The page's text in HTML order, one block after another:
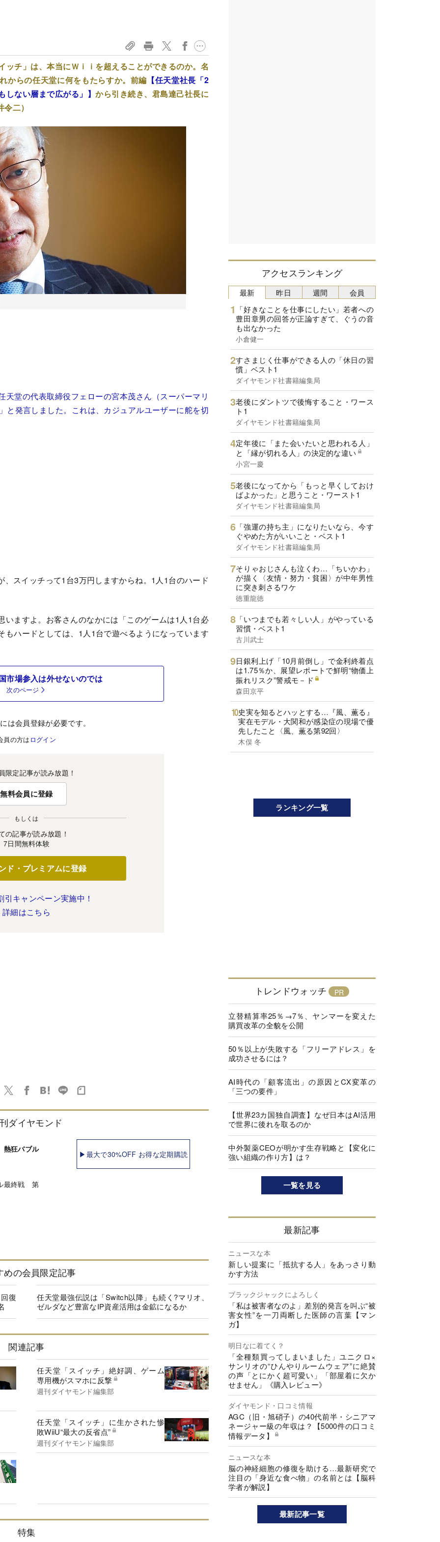
ッチ」は、本当にＷｉｉを超えることができるのか。名
からの任天堂に何をもたらすか。前編 【任天堂社長「2
しない層まで広がる」】から引き続き、君島達己社長に
二）
堂の代表取締役フェローの宮本茂さん（スーパーマリ
と発言しました。これは、カジュアルユーザーに舵を切
スイッチって1台3万円しますからね。1人1台のハード
ますよ。お客さんのなかには「このゲームは1人1台必
ハードとしては、1人1台で遊べるようになっています
市場参入は外せないのでは
次のページ
は会員登録が必要です。
員の方は ログイン
限定記事が読み放題！
無料会員に登録
もしくは
の記事が読み放題！
7日間無料体験
ド・プレミアムに登録
引キャンペーン実施中！
詳細はこちら
ダイヤモンド
狂バブル
最終戦 第
▶最大で30%OFF お得な定期購読
めの会員限定記事
復
任天堂最強伝説は「Switch以降」も続く?マリオ、
ゼルダなど豊富なIP資産活用は金鉱になるか
関連記事
任天堂「スイッチ」絶好調、ゲーム
専用機がスマホに反撃
週刊ダイヤモンド編集部
任天堂「スイッチ」に生かされた惨
敗WiiU“最大の反省点”
週刊ダイヤモンド編集部
特集
アクセスランキング
最新
「好きなことを仕事にしたい」若者への
豊田章男の回答が正論すぎて、ぐうの音
も出なかった
小倉健一
すさまじく仕事ができる人の「休日の習
慣」ベスト1
ダイヤモンド社書籍編集局
老後にダントツで後悔すること・ワース
ト1
ダイヤモンド社書籍編集局
定年後に「また会いたいと思われる人」
と「縁が切れる人」の決定的な違い
小宮一慶
老後になってから「もっと早くしておけ
ばよかった」と思うこと・ワースト1
ダイヤモンド社書籍編集局
「強運の持ち主」になりたいなら、今す
ぐやめた方がいいこと・ベスト1
ダイヤモンド社書籍編集局
そりゃおじさんも泣くわ…「ちいかわ」
が描く〈友情・努力・貧困〉が中年男性
に突き刺さるワケ
徳重龍徳
「いつまでも若々しい人」がやっている
習慣・ベスト1
古川武士
日銀利上げ「10月前倒し」で金利終着点
は1.75％か、展望レポートで鮮明“物価上
振れリスク”警戒モ－ド
森田京平
史実を知るとハッとする…『風、薫る』
実在モデル・大関和が感染症の現場で優
先したこと〈風、薫る第92回〉
木俣 冬
昨日 週間 会員
ランキング一覧
トレンドウォッチ
立替精算率25％→7％、ヤンマーを変えた
購買改革の全貌を公開
50％以上が失敗する「フリーアドレス」を
成功させるには？
AI時代の「顧客流出」の原因とCX変革の
「三つの要件」
【世界23カ国独自調査】なぜ日本はAI活用
で世界に後れを取るのか
中外製薬CEOが明かす生存戦略と【変化に
強い組織の作り方】は？
一覧を見る
最新記事
ニュースな本
新しい提案に「抵抗する人」をあっさり動
かす方法
ブラックジャックによろしく
「私は被害者なのよ」差別的発言を叫ぶ“被
害女性”を一刀両断した医師の言葉【マン
ガ】
明日なに着てく？
「全種類買ってしまいました」ユニクロ×
サンリオの“ひんやりルームウェア”に絶賛
の声「とにかく超可愛い」「部屋着に欠か
せません」《購入レビュー》
ダイヤモンド・口コミ情報
AGC（旧・旭硝子）の40代前半・シニアマ
ネージャー級の年収は？【5000件の口コミ
情報データ】
ニュースな本
脳の神経細胞の修復を助ける…最新研究で
注目の「身近な食べ物」の名前とは【脳科
学者が解説】
最新記事一覧